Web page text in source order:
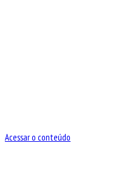
Acessar o conteúdo